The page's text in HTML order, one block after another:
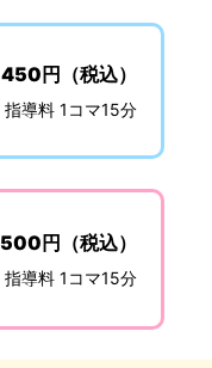
円（税込）
指導料 1コマ15分
円（税込）
指導料 1コマ15分